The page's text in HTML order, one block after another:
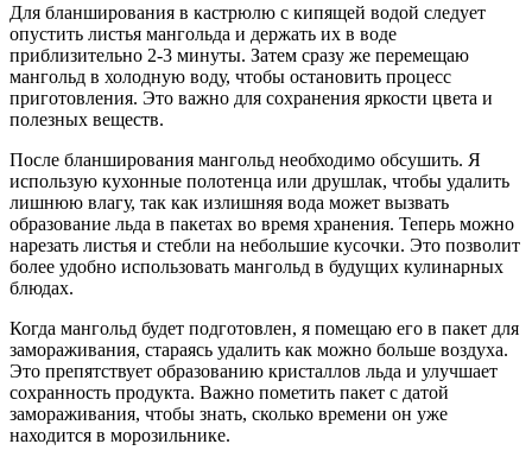
Для бланширования в кастрюлю с кипящей водой следует
опустить листья мангольда и держать их в воде
приблизительно 2-3 минуты. Затем сразу же перемещаю
мангольд в холодную воду, чтобы остановить процесс
приготовления. Это важно для сохранения яркости цвета и
полезных веществ.
После бланширования мангольд необходимо обсушить. Я
использую кухонные полотенца или друшлак, чтобы удалить
лишнюю влагу, так как излишняя вода может вызвать
образование льда в пакетах во время хранения. Теперь можно
нарезать листья и стебли на небольшие кусочки. Это позволит
более удобно использовать мангольд в будущих кулинарных
блюдах.
Когда мангольд будет подготовлен, я помещаю его в пакет для
замораживания, стараясь удалить как можно больше воздуха.
Это препятствует образованию кристаллов льда и улучшает
сохранность продукта. Важно пометить пакет с датой
замораживания, чтобы знать, сколько времени он уже
находится в морозильнике.